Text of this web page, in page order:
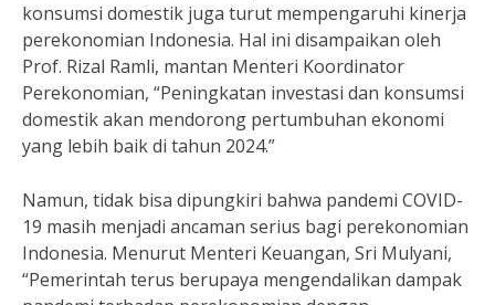
konsumsi domestik juga turut mempengaruhi kinerja
perekonomian Indonesia. Hal ini disampaikan oleh
Prof. Rizal Ramli, mantan Menteri Koordinator
Perekonomian, “Peningkatan investasi dan konsumsi
domestik akan mendorong pertumbuhan ekonomi
yang lebih baik di tahun 2024.”
Namun, tidak bisa dipungkiri bahwa pandemi COVID-
19 masih menjadi ancaman serius bagi perekonomian
Indonesia. Menurut Menteri Keuangan, Sri Mulyani,
“Pemerintah terus berupaya mengendalikan dampak